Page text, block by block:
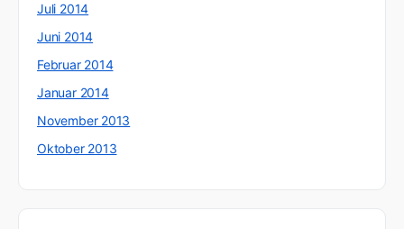
Juli 2014
Juni 2014
Februar 2014
Januar 2014
November 2013
Oktober 2013